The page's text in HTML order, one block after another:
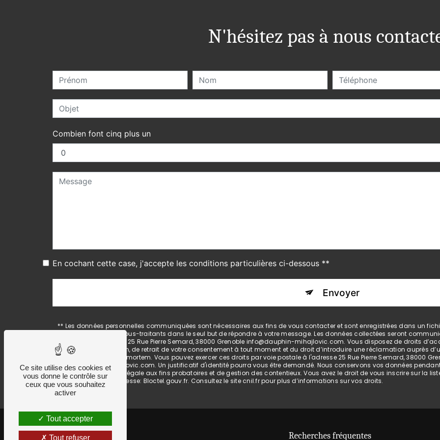
N'hésitez pas à nous
Combien font cinq plus un
En cochant cette case, j'accepte les conditions particulières ci-dessous **
Envoyer
** Les données personnelles communiquées sont nécessaires aux fins de vous contacter et sont enregistrées dans un
& MIHAJLOVIC et ses sous-traitants dans le seul but de répondre à votre message. Les données collectées seront
DAUPHIN & MIHAJLOVIC 25 Rue Pierre Semard, 38000 Grenoble info@dauphin-mihajlovic.com. Vous disposez de droits
limitation, d’opposition, de retrait de votre consentement à tout moment et du droit d’introduire une réclamation auprès
de vos données post-mortem. Vous pouvez exercer ces droits par voie postale à l'adresse 25 Rue Pierre Semard, 38000
info@dauphin-mihajlovic.com. Un justificatif d'identité pourra vous être demandé. Nous conservons vos données
durée de prescription légale aux fins probatoires et de gestion des contentieux. Vous avez le droit de vous inscrire sur la
disponible à cette adresse: Bloctel.gouv.fr. Consultez le site cnil.fr pour plus d’informations sur vos droits.
Recherches fréquentes
Ce site utilise des cookies et
vous donne le contrôle sur
ceux que vous souhaitez
activer
Tout accepter
Tout refuser